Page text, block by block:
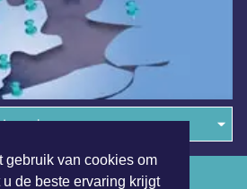
gebruik van cookies om
de beste ervaring krijgt
regio